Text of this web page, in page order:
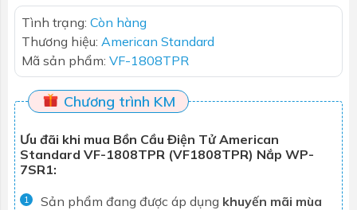
Tình trạng: Còn hàng
Thương hiệu: American Standard
Mã sản phẩm: VF-1808TPR
Chương trình KM
Ưu đãi khi mua Bồn Cầu Điện Tử American
Standard VF-1808TPR (VF1808TPR) Nắp WP-
7SR1:
1 Sản phẩm đang được áp dụng khuyến mãi mùa